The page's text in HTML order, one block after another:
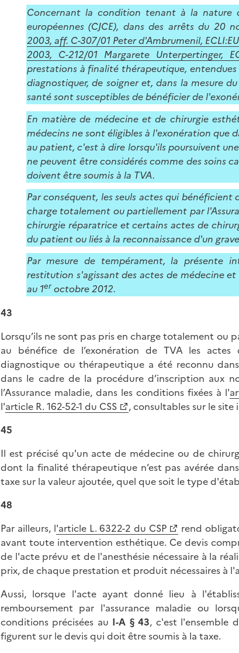
Concernant la condition tenant à la nature
européennes (CJCE), dans des arrêts du 20
2003, aff. C-307/01 Peter d'Ambrumenil,
2003, C-212/01 Margarete Unterpertinger,
prestations à finalité thérapeutique,
diagnostiquer, de soigner et, dans la mesure
santé sont susceptibles de bénéficier de
En matière de médecine et de chirurgie
médecins ne sont éligibles à l'exonération que
au patient, c'est à dire lorsqu'ils poursuivent
ne peuvent être considérés comme des soins
doivent être soumis à la TVA.
Par conséquent, les seuls actes qui
charge totalement ou partiellement par
chirurgie réparatrice et certains actes de
du patient ou liés à la reconnaissance d'un
Par mesure de tempérament, la présente
restitution s'agissant des actes de médecine
au 1eroctobre 2012.
43
Lorsqu’ils ne sont pas pris en charge totalement ou
au bénéfice de l’exonération de TVA les
diagnostique ou thérapeutique a été reconnu
dans le cadre de la procédure d’inscription aux
l’Assurance maladie, dans les conditions fixées à l'
l'article R. 162-52-1 du CSS , consultables sur le
45
Il est précisé qu'un acte de médecine ou de
dont la finalité thérapeutique n’est pas avérée
taxe sur la valeur ajoutée, quel que soit le type
48
Par ailleurs, l'article L. 6322-2 du CSP
rend
avant toute intervention esthétique. Ce devis
de l'acte prévu et de l'anesthésie nécessaire à la
prix, de chaque prestation et produit nécessaires à
Aussi, lorsque l'acte ayant donné lieu à
remboursement par l'assurance maladie ou
conditions précisées au I-A § 43, c'est l'ensemble
figurent sur le devis qui doit être soumis à la taxe.